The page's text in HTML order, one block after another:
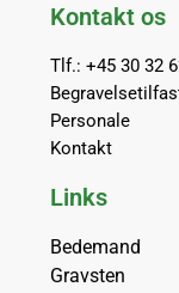
Kontakt os
Tlf.: +45 30 32
Personale
Kontakt
Links
Bedemand
Gravsten